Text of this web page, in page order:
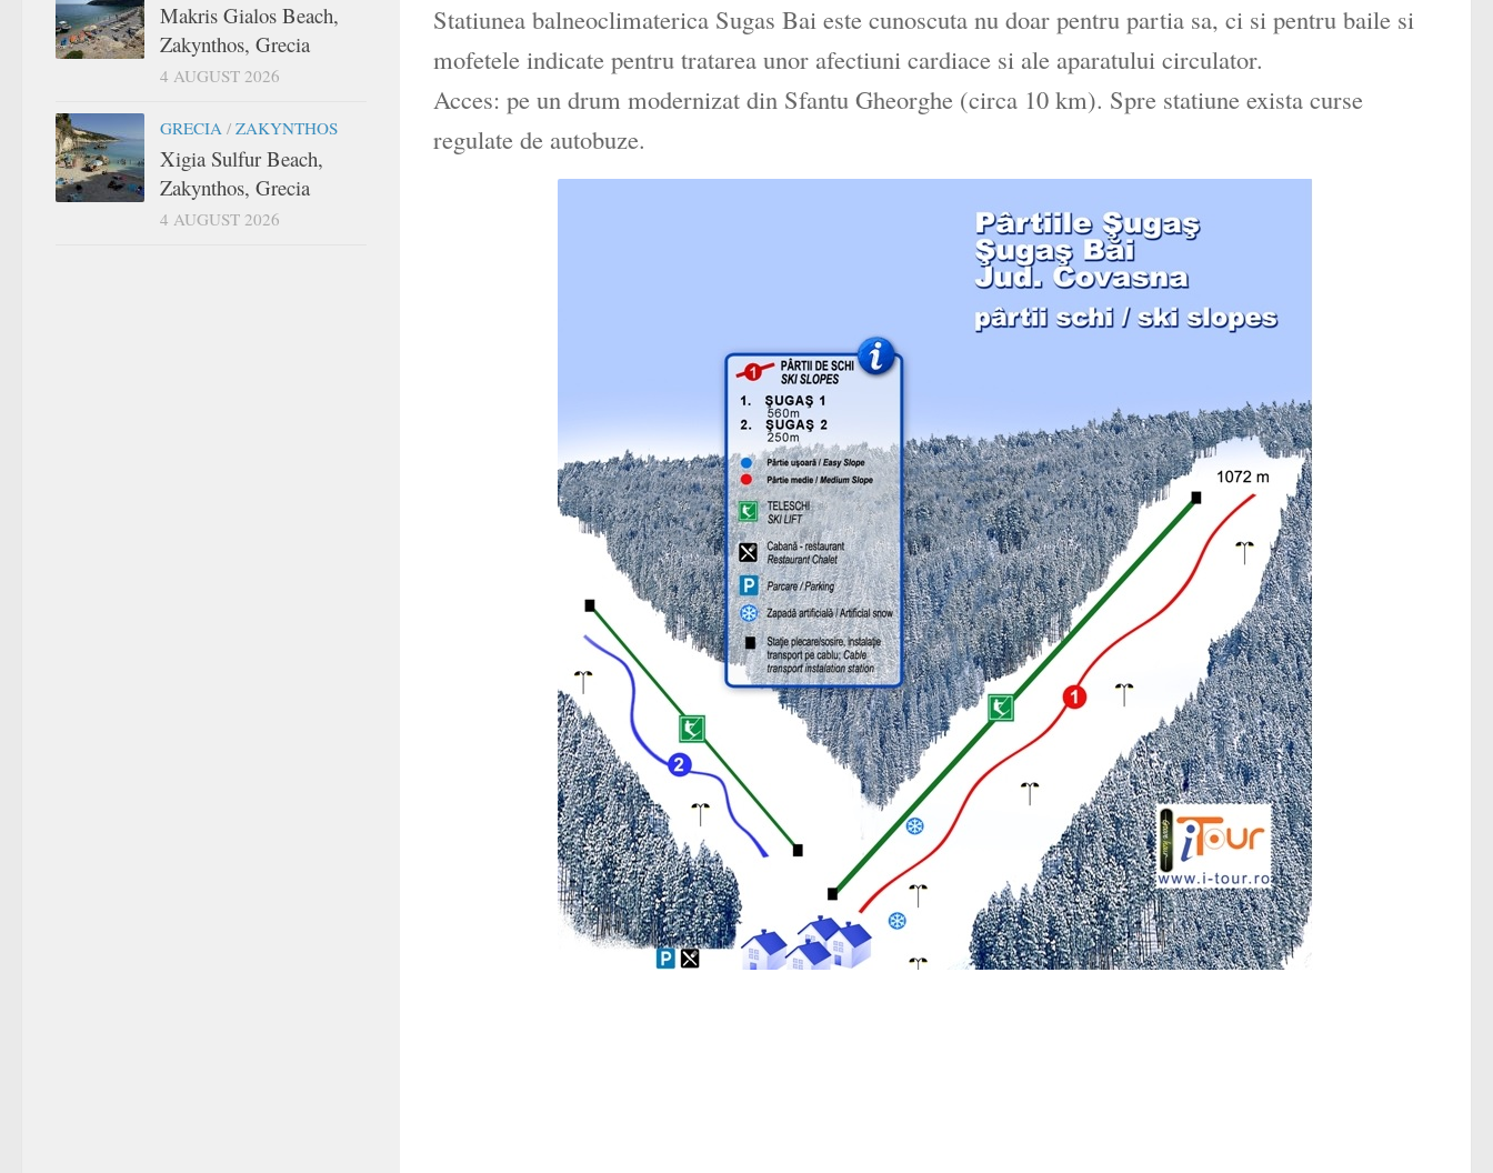
Statiunea balneoclimaterica Sugas Bai este cunoscuta nu doar pentru partia sa, ci si pentru baile si
mofetele indicate pentru tratarea unor afectiuni cardiace si ale aparatului circulator.
Acces: pe un drum modernizat din Sfantu Gheorghe (circa 10 km). Spre statiune exista curse
regulate de autobuze.
Makris Gialos Beach,
Zakynthos, Grecia
4 AUGUST 2026
GRECIA / ZAKYNTHOS
Xigia Sulfur Beach,
Zakynthos, Grecia
4 AUGUST 2026